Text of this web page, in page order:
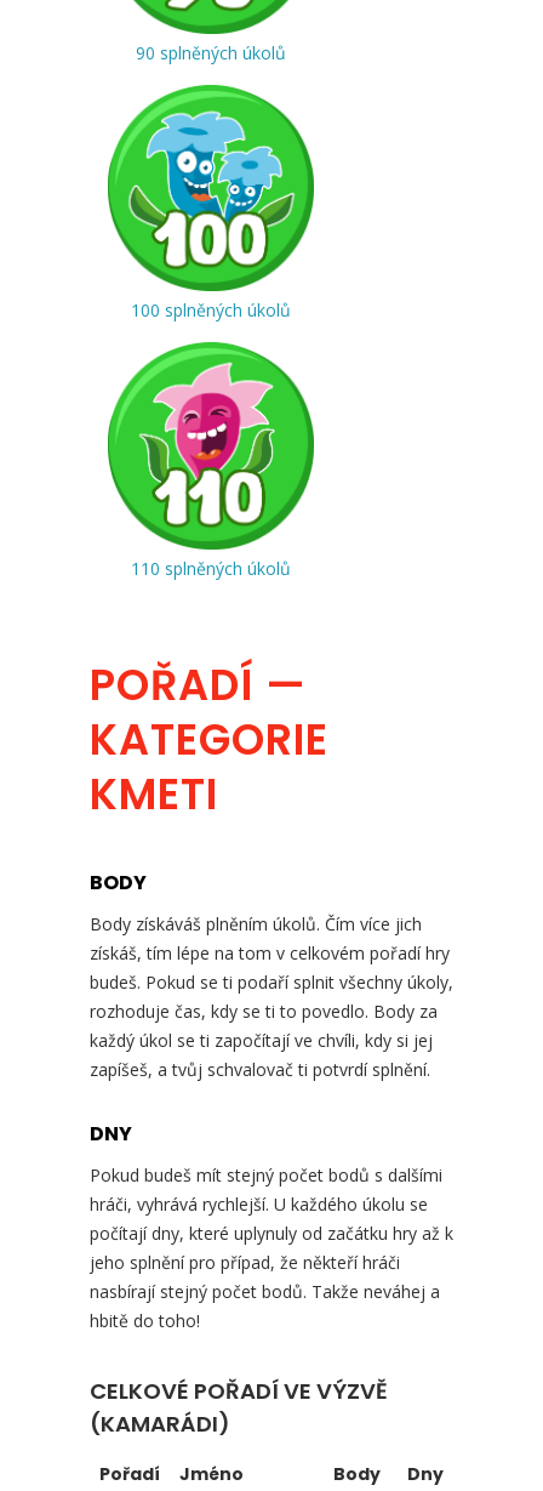
90 splněných úkolů
100 splněných úkolů
110 splněných úkolů
POŘADÍ —
KATEGORIE
KMETI
BODY
Body získáváš plněním úkolů. Čím více jich
získáš, tím lépe na tom v celkovém pořadí hry
budeš. Pokud se ti podaří splnit všechny úkoly,
rozhoduje čas, kdy se ti to povedlo. Body za
každý úkol se ti započítají ve chvíli, kdy si jej
zapíšeš, a tvůj schvalovač ti potvrdí splnění.
DNY
Pokud budeš mít stejný počet bodů s dalšími
hráči, vyhrává rychlejší. U každého úkolu se
počítají dny, které uplynuly od začátku hry až k
jeho splnění pro případ, že někteří hráči
nasbírají stejný počet bodů. Takže neváhej a
hbitě do toho!
CELKOVÉ POŘADÍ VE VÝZVĚ
(KAMARÁDI)
Pořadí Jméno Body Dny